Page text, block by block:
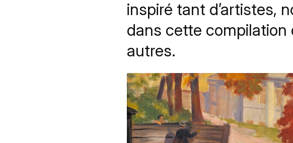
inspiré tant d’artistes,
dans cette compilation
autres.